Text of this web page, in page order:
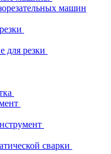
машин
для резки
сварки